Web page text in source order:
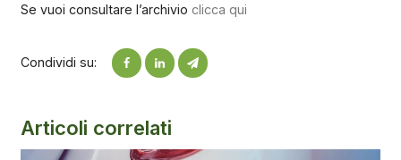
Se vuoi consultare l’archivio clicca qui
Condividi su:
Articoli correlati